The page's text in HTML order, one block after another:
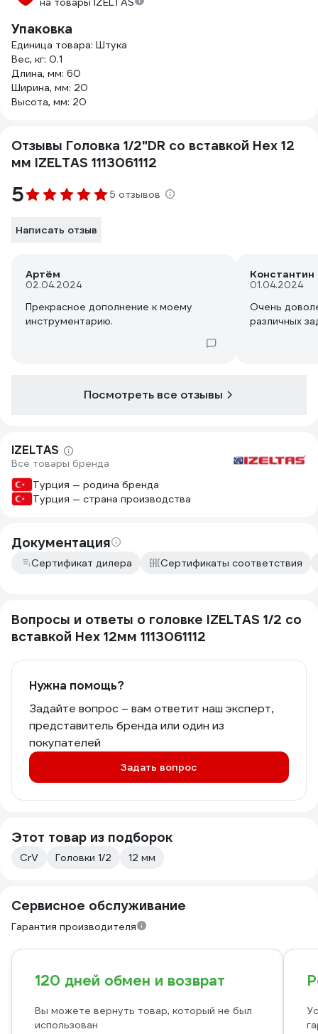
Упаковка
Единица товара: Штука
Вес, кг: 0.1
Длина, мм: 60
Ширина, мм: 20
Высота, мм: 20
Отзывы Головка 1/2"DR со вставкой Hex 12
мм IZELTAS 1113061112
5 5 отзывов
Написать отзыв
Артём
02.04.2024
Прекрасное дополнение к моему
инструментарию.
Константин
01.04.2024
Очень
различных
Посмотреть все отзывы
IZELTAS
Все товары бренда
Турция — родина бренда
Турция — страна производства
Документация
Сертификат дилера Сертификаты соответствия
Вопросы и ответы о головке IZELTAS 1/2 со
вставкой Hex 12мм 1113061112
Нужна помощь?
Задайте вопрос – вам ответит наш эксперт,
представитель бренда или один из
покупателей
Задать вопрос
Этот товар из подборок
CrV Головки 1/2 12 мм
Сервисное обслуживание
Гарантия производителя
120 дней обмен и возврат
Вы можете вернуть товар, который не был
использован